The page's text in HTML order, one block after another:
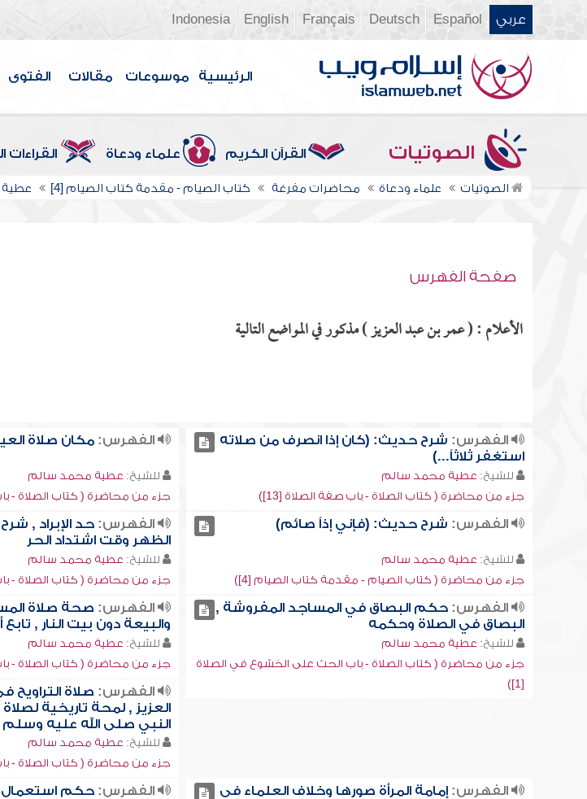
عربي Español
Deutsch
Français
English
Indonesia
الرئيسية موسوعات مقالات الفتوى
الصوتيات القرآن الكريم علماء ودعاة القراءات
الصوتيات علماء ودعاة محاضرات مفرغة كتاب الصيام - مقدمة كتاب الصيام [4]
صفحة الفهرس
الأعلام : ( عمر بن عبد العزيز ) مذكور في المواضع التالية
الفهرس: شرح حديث: (كان إذا انصرف من صلاته
استغفر ثلاثاً...)
للشيخ: عطية محمد سالم
جزء من محاضرة ( كتاب الصلاة - باب صفة الصلاة [13])
الفهرس: مكان صلاة
للشيخ: عطية محمد سالم
جزء من محاضرة ( كتاب الصلاة - باب
الفهرس: شرح حديث: (فإني إذاً صائم)
للشيخ: عطية محمد سالم
جزء من محاضرة ( كتاب الصيام - مقدمة كتاب الصيام [4])
الفهرس: حد الإبراد ,
الظهر وقت اشتداد الحر
للشيخ: عطية محمد سالم
جزء من محاضرة ( كتاب الصلاة - باب
الفهرس:حكم البصاق في المساجد المفروشة ,
البصاق في الصلاة وحكمه
للشيخ: عطية محمد سالم
جزء من محاضرة ( كتاب الصلاة - باب الحث على الخشوع في الصلاة
[1])
الفهرس: صحة صلاة
والبيعة دون بيت النار ,
للشيخ: عطية محمد سالم
جزء من محاضرة ( كتاب الصلاة -
الفهرس: صلاة
العزيز , لمحة تاريخية
النبي صلى الله عليه وسلم
للشيخ: عطية محمد سالم
جزء من محاضرة ( كتاب الصلاة - باب
الفهرس:إمامة المرأة صورها وخلاف العلماء في
الفهرس: حكم استعمال